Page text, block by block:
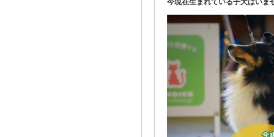
今現在生まれている子犬はいま